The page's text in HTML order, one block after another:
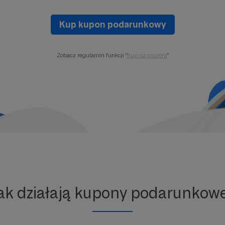
Kup kupon podarunkowy
Zobacz regulamin funkcji "Kup na prezent"
działają kupony